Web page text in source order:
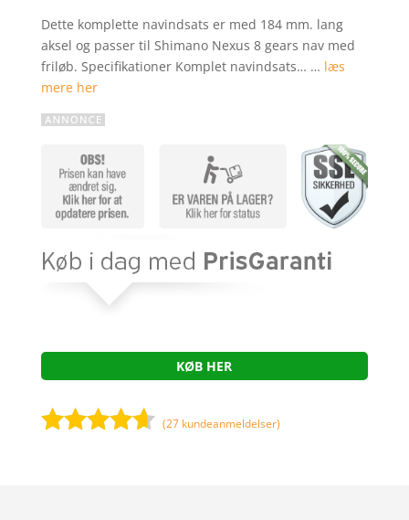
Dette komplette navindsats er med 184 mm. lang
aksel og passer til Shimano Nexus 8 gears nav med
friløb. Specifikationer Komplet navindsats… … læs
mere her
KØB HER
(27 kundeanmeldelser)